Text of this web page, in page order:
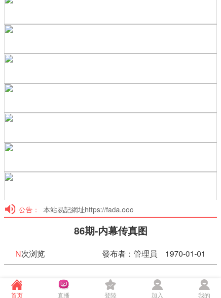
公告： 本站易記網址https://fada.ooo
86期-内幕传真图
N次浏览 發布者：管理員 1970-01-01
86期-内幕传真图
首页 直播 登陸 加入 我的